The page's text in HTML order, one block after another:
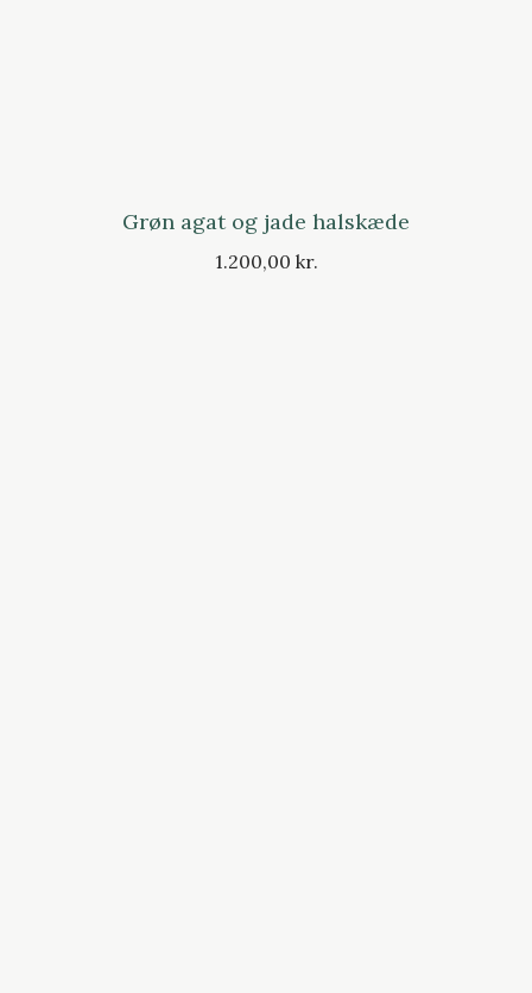
Grøn agat og jade halskæde
1.200,00 kr.